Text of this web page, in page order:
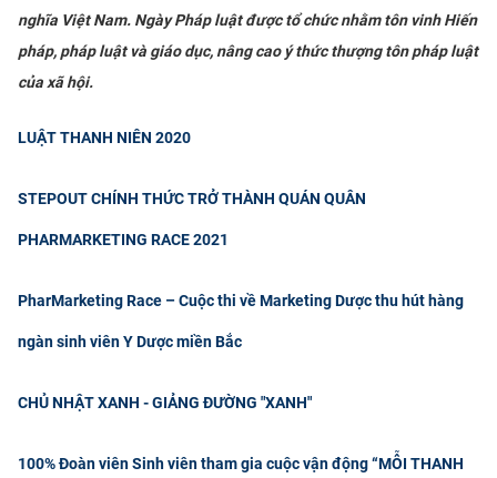
nghĩa Việt Nam. Ngày Pháp luật được tổ chức nhằm tôn vinh Hiến
pháp, pháp luật và giáo dục, nâng cao ý thức thượng tôn pháp luật
của xã hội.
LUẬT THANH NIÊN 2020
STEPOUT CHÍNH THỨC TRỞ THÀNH QUÁN QUÂN
PHARMARKETING RACE 2021
PharMarketing Race – Cuộc thi về Marketing Dược thu hút hàng
ngàn sinh viên Y Dược miền Bắc
CHỦ NHẬT XANH - GIẢNG ĐƯỜNG "XANH"
100% Đoàn viên Sinh viên tham gia cuộc vận động “MỖI THANH